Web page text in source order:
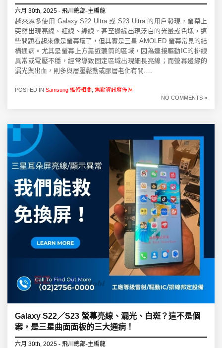
六月 30th, 2025 - 飛川總部-主編龍
越來越多使用 Galaxy S22 Ultra 或 S23 Ultra 的用戶發現，螢幕上
突然出現亮線、紅線、綠線，甚至邊緣出現泛白的光暈或色塊，這
些問題看起來像是螢幕壞了，但其實是三星 AMOLED 螢幕常見的結
構通病。尤其是螢幕上方靠近聽筒的區域，因為連接驅動IC的排線
異常或電壓不穩，經常導致固定區域出現細長亮線；而螢幕邊緣的
漏光與出血，則多與層壓鬆動或膠層老化有關….
POSTED IN Samsung 維修相關 焦點資訊發佈區
NO COMMENTS »
Galaxy S22／S23 螢幕亮線、漏光、白斑？這不是個
案，是三星曲面面板的三大通病！
六月 30th, 2025 - 飛川總部-主編龍